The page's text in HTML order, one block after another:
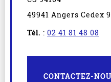
49941 Angers Cedex 9
Tél. : 02 41 81 48 08
CONTACTEZ-